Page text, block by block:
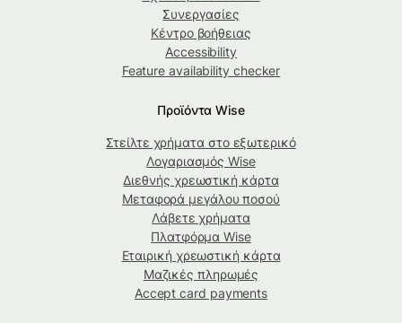
Συνεργασίες
Κέντρο βοήθειας
Accessibility
Feature availability checker
Προϊόντα Wise
Στείλτε χρήματα στο εξωτερικό
Λογαριασμός Wise
Διεθνής χρεωστική κάρτα
Μεταφορά μεγάλου ποσού
Λάβετε χρήματα
Πλατφόρμα Wise
Εταιρική χρεωστική κάρτα
Μαζικές πληρωμές
Accept card payments